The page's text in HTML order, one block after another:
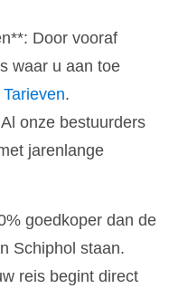
Door vooraf
waar u aan toe
.
onze bestuurders
jarenlange
goedkoper dan de
Schiphol staan.
reis begint direct